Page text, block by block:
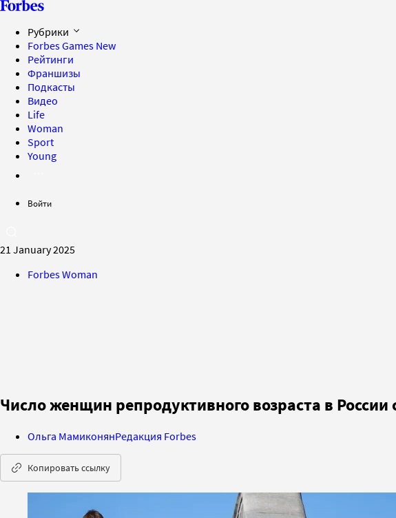
Рубрики
Forbes Games New
Рейтинги
Франшизы
Подкасты
Видео
Life
Woman
Sport
Young
Войти
21 January 2025
Forbes Woman
Число женщин репродуктивного возраста в России
Ольга МамиконянРедакция Forbes
Копировать ссылку